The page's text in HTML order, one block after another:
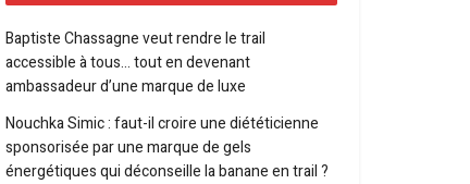
Baptiste Chassagne veut rendre le trail
accessible à tous… tout en devenant
ambassadeur d’une marque de luxe
Nouchka Simic : faut-il croire une diététicienne
sponsorisée par une marque de gels
énergétiques qui déconseille la banane en trail ?